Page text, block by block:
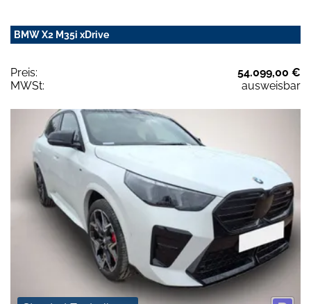
BMW X2 M35i xDrive
Preis:
54.099,00 €
MWSt:
ausweisbar